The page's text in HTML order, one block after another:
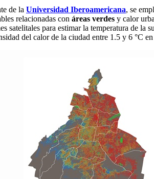
de la Universidad Iberoamericana, se
relacionadas con áreas verdes y calor
satelitales para estimar la temperatura de la
del calor de la ciudad entre 1.5 y 6 °C